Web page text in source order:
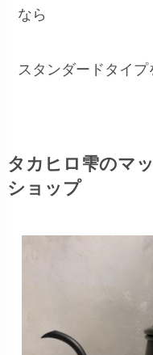
なら
スタンダードタイプ
タカヒロ雫のマ
ショップ